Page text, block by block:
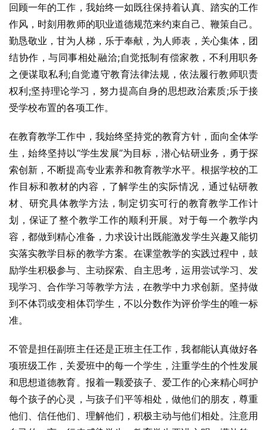
回顾一年的工作，我始终一如既往保持着认真、踏实的工作
作风，时刻用教师的职业道德规范来约束自己、鞭策自己。
勤恳敬业，甘为人梯，乐于奉献，为人师表，关心集体，团
结协作，与同事相处融洽;自觉抵制有偿家教，不利用职务
之便谋取私利;自觉遵守教育法律法规，依法履行教师职责
权利;坚持理论学习，努力提高自身的思想政治素质;乐于接
受学校布置的各项工作。
在教育教学工作中，我始终坚持党的教育方针，面向全体学
生，始终坚持以“学生发展”为目标，潜心钻研业务，勇于探
索创新，不断提高专业素养和教育教学水平。根据学校的工
作目标和教材的内容，了解学生的实际情况，通过钻研教
材、研究具体教学方法，制定切实可行的教育教学工作计
划，保证了整个教学工作的顺利开展。对于每一个教学内
容，都做到精心准备，力求设计出既能激发学生兴趣又能切
实落实教学目标的教学方案。在课堂教学的实践过程中，鼓
励学生积极参与、主动探索、自主思考，运用尝试学习、发
现学习、合作学习等教学方法，在教学中力求创新。坚持做
到不体罚或变相体罚学生，不以分数作为评价学生的唯一标
准。
不管是担任副班主任还是正班主任工作，我都能认真做好各
项班级工作，关爱班中的每一个学生，注重学生的个性发展
和思想道德教育。报着一颗爱孩子、爱工作的心来精心呵护
每个孩子的心灵，与孩子们平等相处，做他们的朋友，尊重
他们、信任他们、理解他们，积极主动与他们相处。注意用